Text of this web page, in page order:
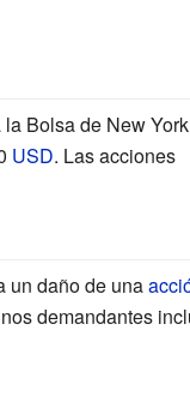
Bolsa de New York
USD. Las acciones
un daño de una
demandantes